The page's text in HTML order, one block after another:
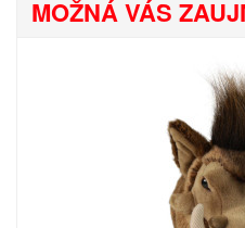
MOŽNÁ VÁS